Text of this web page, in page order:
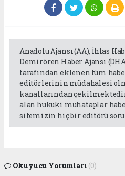
Anadolu Ajansı (AA), İhlas
Demirören Haber Ajansı
tarafından eklenen tüm
editörlerinin müdahalesi
kanallarından
alan hukuki muhataplar
sitemizin hiç bir editörü
Okuyucu Yorumları (0)